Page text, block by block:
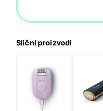
Slični proizvodi